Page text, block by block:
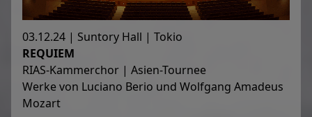
03.12.24 | Suntory Hall | Tokio
REQUIEM
RIAS-Kammerchor | Asien-Tournee
Werke von Luciano Berio und Wolfgang Amadeus
Mozart